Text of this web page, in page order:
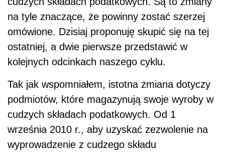
na tyle znaczące, że powinny zostać szerzej
omówione. Dzisiaj proponuję skupić się na tej
ostatniej, a dwie pierwsze przedstawić w
kolejnych odcinkach naszego cyklu.
Tak jak wspomniałem, istotna zmiana dotyczy
podmiotów, które magazynują swoje wyroby w
cudzych składach podatkowych. Od 1
września 2010 r., aby uzyskać zezwolenie na
wyprowadzenie z cudzego składu